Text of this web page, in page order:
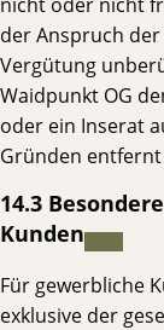
der Anspruch
Vergütung
Waidpunkt OG
oder ein Inserat
Gründen
14.3
Kunden
Für gewerbliche
exklusive der